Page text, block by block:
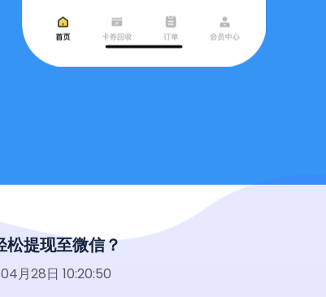
提现至微信？
月28日 10:20:50